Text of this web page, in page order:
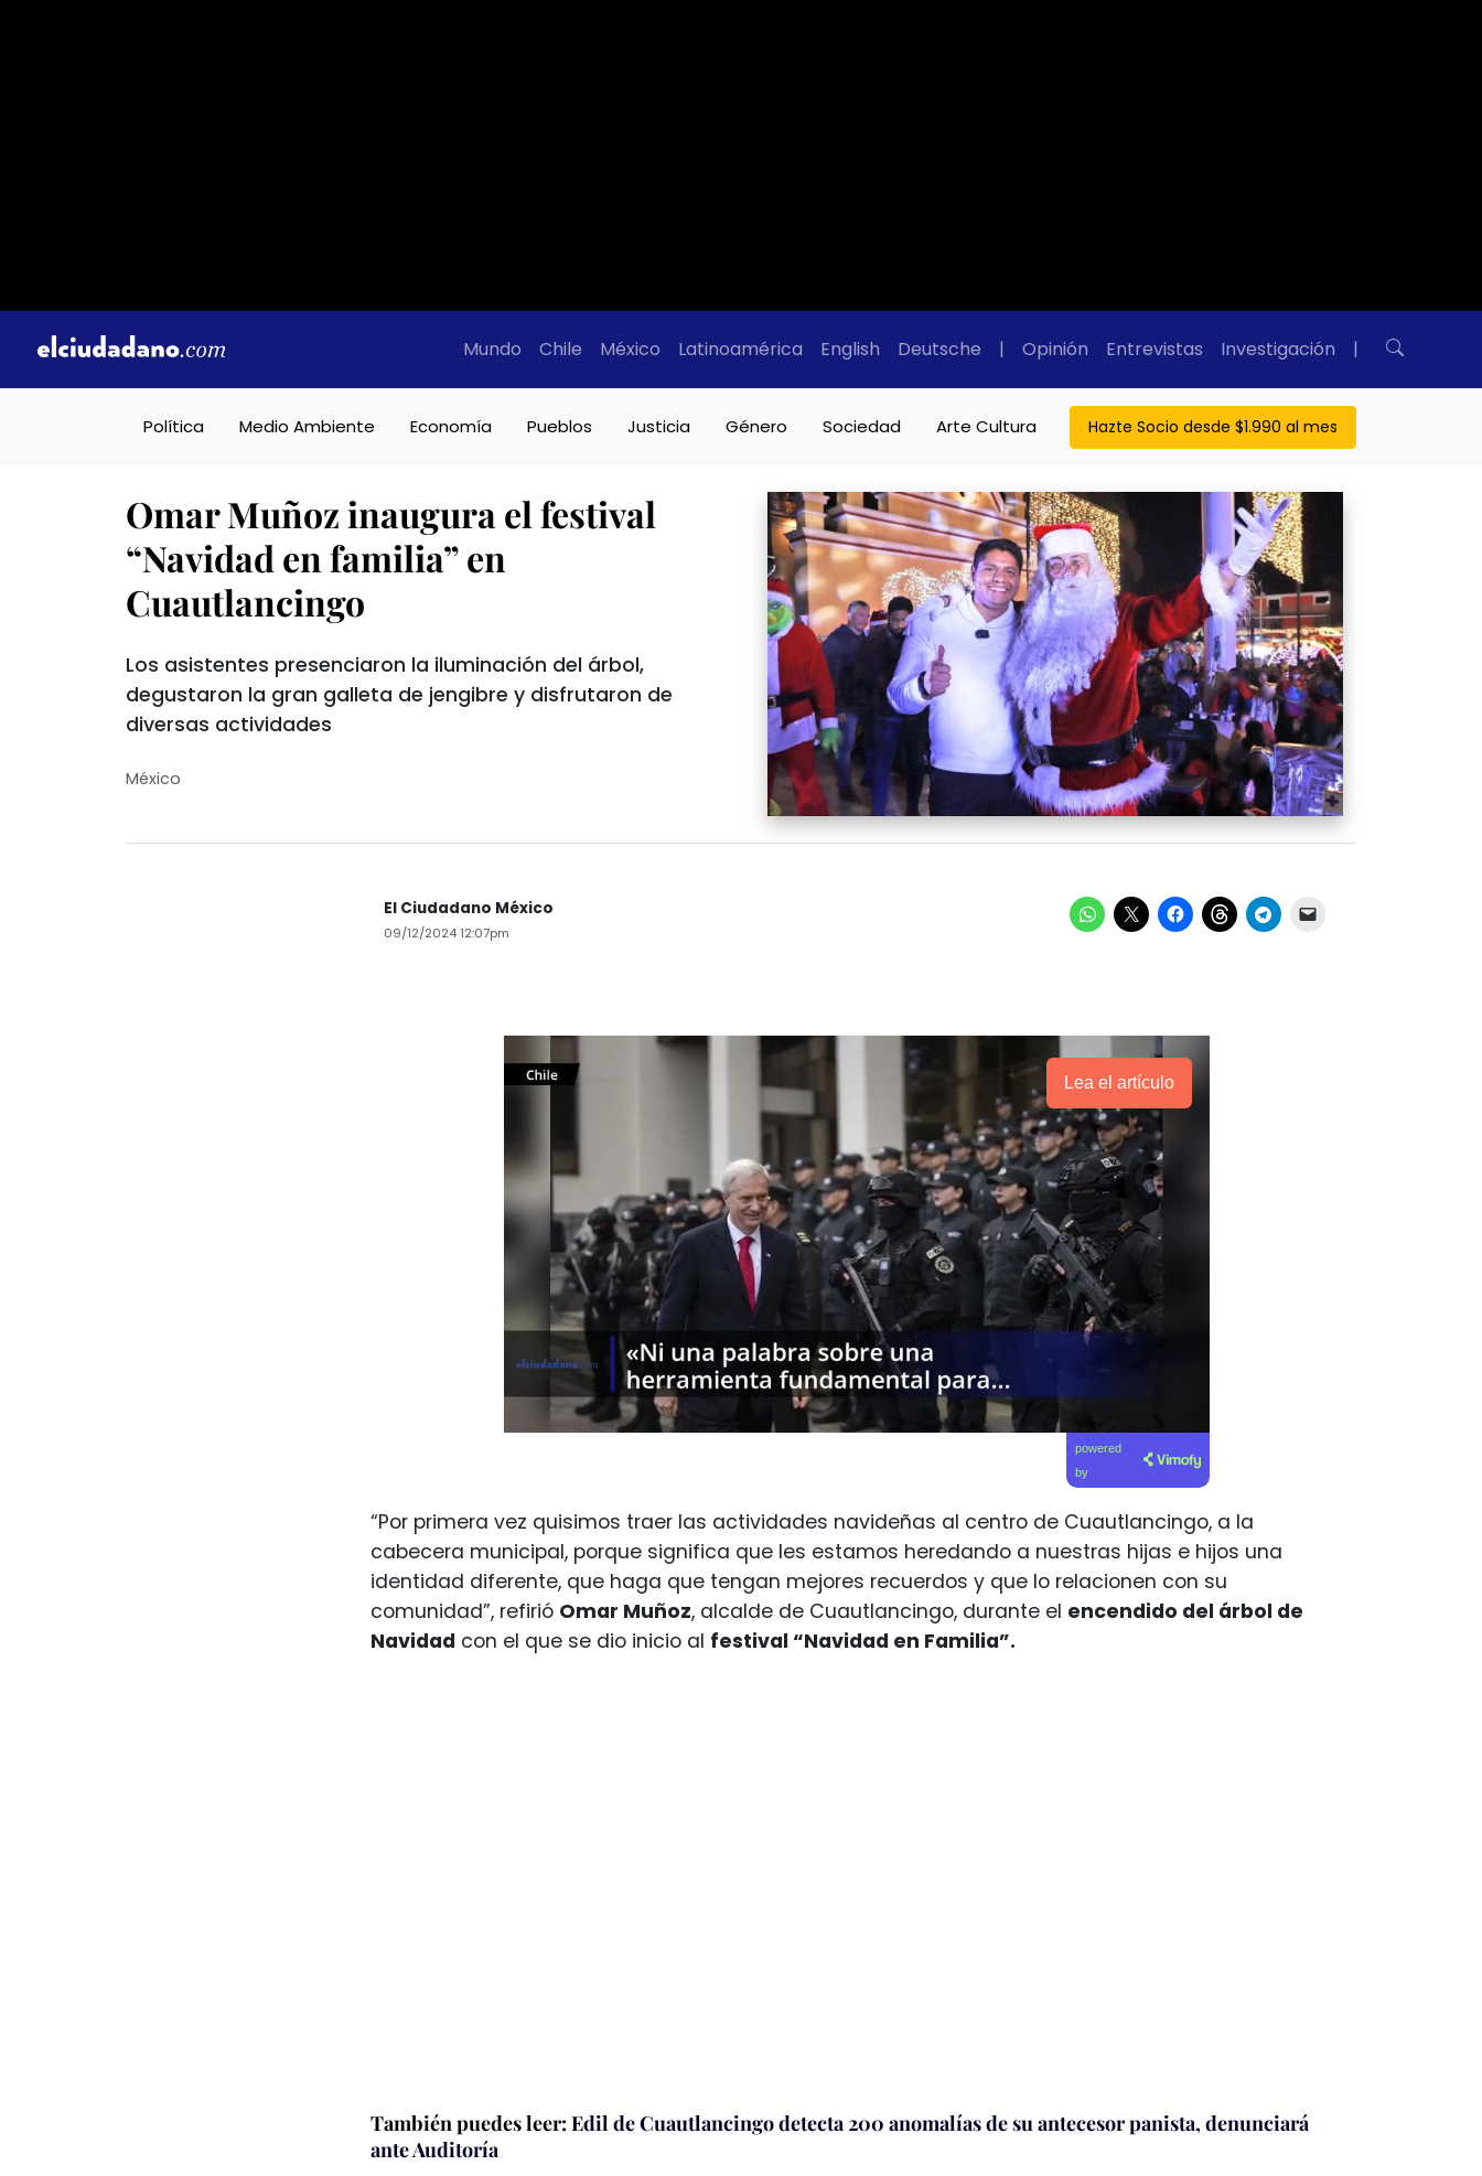
Mundo Chile México Latinoamérica English Deutsche | Opinión Entrevistas Investigación |
Política Medio Ambiente Economía Pueblos Justicia Género Sociedad Arte Cultura Hazte Socio desde $1.990 al mes
Omar Muñoz inaugura el festival
“Navidad en familia” en
Cuautlancingo
Los asistentes presenciaron la iluminación del árbol,
degustaron la gran galleta de jengibre y disfrutaron de
diversas actividades
México
El Ciudadano México
09/12/2024 12:07pm
Lea el artículo
powered
by
“Por primera vez quisimos traer las actividades navideñas al centro de Cuautlancingo, a la
cabecera municipal, porque significa que les estamos heredando a nuestras hijas e hijos una
identidad diferente, que haga que tengan mejores recuerdos y que lo relacionen con su
comunidad”, refirió Omar Muñoz, alcalde de Cuautlancingo, durante el encendido del árbol de
Navidad con el que se dio inicio al festival “Navidad en Familia”.
También puedes leer: Edil de Cuautlancingo detecta 200 anomalías de su antecesor panista, denunciará
ante Auditoría